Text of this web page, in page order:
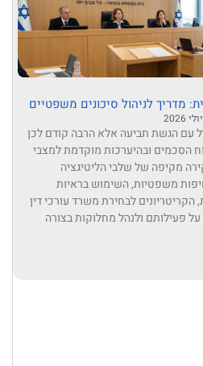
מדריך לניהול סיכונים משפטיים
עם הגשת תביעה אלא הרבה קודם לכן
הסכמים ובהיערכות מוקדמת למצבי
מקיפה של שלבי הליטיגציה
משפטיות, השימוש בראיות
הקריטריונים לבחירת משרד עורכי דין
פעילותם ולנהל מחלוקות בצורה